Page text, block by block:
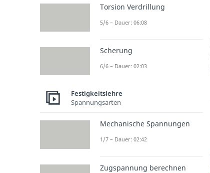
Torsion Verdrillung
5/6 – Dauer: 06:08
Scherung
6/6 – Dauer: 02:03
Festigkeitslehre
Spannungsarten
Mechanische Spannungen
1/7 – Dauer: 02:42
Zugspannung berechnen